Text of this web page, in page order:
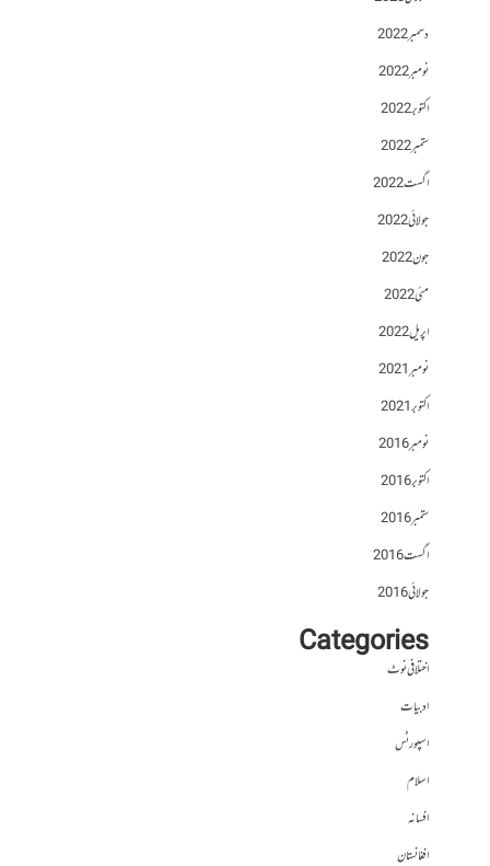
دسمبر 2022
نومبر 2022
اکتوبر 2022
ستمبر 2022
اگست 2022
جولائی 2022
جون 2022
مئی 2022
اپریل 2022
نومبر 2021
اکتوبر 2021
نومبر 2016
اکتوبر 2016
ستمبر 2016
اگست 2016
جولائی 2016
Categories
اختلافی نوٹ
ادبیات
اسپورٹس
اسلام
افسانہ
افغانستان